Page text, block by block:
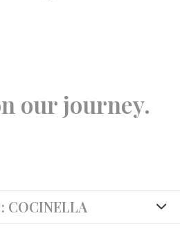
our journey.
COCINELLA